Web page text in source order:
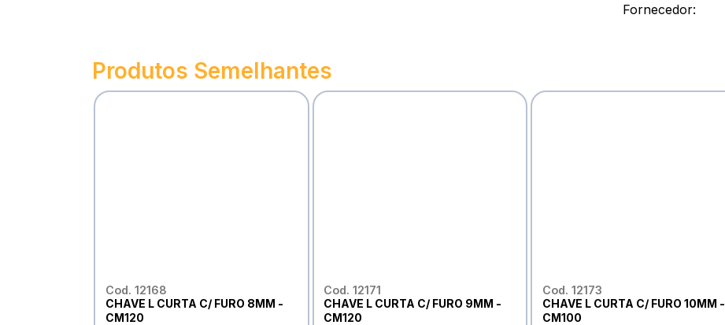
Fornecedor:
Produtos Semelhantes
Cod. 12168
CHAVE L CURTA C/ FURO 8MM -
CM120
Cod. 12171
CHAVE L CURTA C/ FURO 9MM -
CM120
Cod. 12173
CHAVE L CURTA C/ FURO 10MM -
CM100